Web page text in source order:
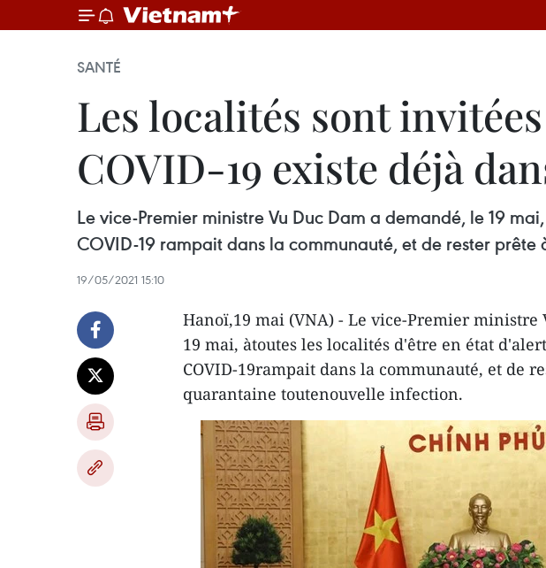
SANTÉ
Les localités sont
COVID-19 existe déjà
Le vice-Premier ministre Vu Duc Dam a demandé, le 19
COVID-19 rampait dans la communauté, et de rester prête
19/05/2021 15:10
Hanoï,19 mai (VNA) - Le vice-Premier ministre
19 mai, àtoutes les localités d'être en état
COVID-19rampait dans la communauté, et de
quarantaine toutenouvelle infection.